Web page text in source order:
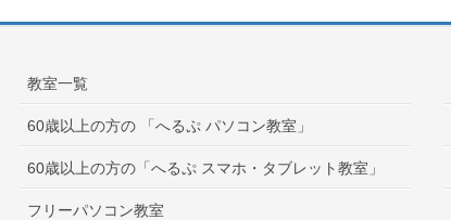
教室一覧
60歳以上の方の 「へるぷ パソコン教室」
60歳以上の方の「へるぷ スマホ・タブレット教室」
フリーパソコン教室